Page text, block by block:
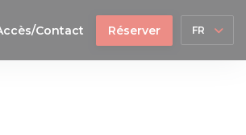
Contact Réserver FR